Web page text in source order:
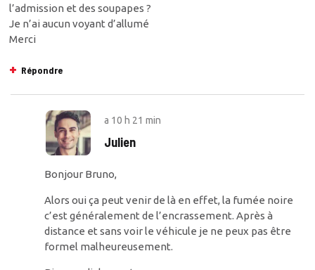
l’admission et des soupapes ?
Je n’ai aucun voyant d’allumé
Merci
Répondre
a 10 h 21 min
Julien
Bonjour Bruno,
Alors oui ça peut venir de là en effet, la fumée noire
c’est généralement de l’encrassement. Après à
distance et sans voir le véhicule je ne peux pas être
formel malheureusement.